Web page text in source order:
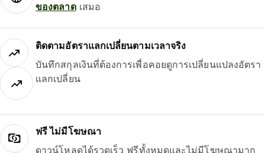
ของตลาดเสมอ
ติดตามอัตราแลกเปลี่ยนตามเวลาจริง
บันทึกสกุลเงินที่ต้องการเพื่อคอยดูการเปลี่ยนแปลงอัตรา
แลกเปลี่ยน
ฟรี ไม่มีโฆษณา
ดาวน์โหลดได้รวดเร็ว ฟรีทั้งหมดและไม่มีโฆษณามาก